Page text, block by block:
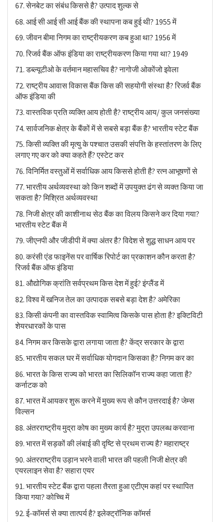
67. सेनबेट का संबंध किससे है? उत्पाद शुल्क से
68. आई सी आई सी आई बैंक की स्थापना कब हुई थी? 1955 में
69. जीवन बीमा निगम का राष्ट्रीयकरण कब हुआ था? 1956 में
70. रिजर्व बैंक ऑफ इंडिया का राष्ट्रीयकरण किया गया था? 1949
71. डब्ल्यूटीओ के वर्तमान महासचिव है? नागोजी ओकोंजो इवेला
72. राष्ट्रीय आवास विकास बैंक किस की सहयोगी संस्था है? रिजर्व बैंक
ऑफ इंडिया की
73. वास्तविक प्रति व्यक्ति आय होती है? राष्ट्रीय आय/ कुल जनसंख्या
74. सार्वजनिक क्षेत्र के बैंकों में से सबसे बड़ा बैंक है? भारतीय स्टेट बैंक
75. किसी व्यक्ति की मृत्यु के पश्चात उसकी संपत्ति के हस्तांतरण के लिए
लगाए गए कर को क्या कहते हैं? एस्टेट कर
76. विनिर्मित वस्तुओं में सर्वाधिक आय किससे होती है? रत्न आभूषणों से
77. भारतीय अर्थव्यवस्था को किन शब्दों में उपयुक्त ढंग से व्यक्त किया जा
सकता है? मिश्रित अर्थव्यवस्था
78. निजी क्षेत्र की काशीनाथ सेठ बैंक का विलय किसने कर दिया गया?
भारतीय स्टेट बैंक में
79. जीएनपी और जीडीपी में क्या अंतर है? विदेश से शुद्ध साधन आय पर
80. करंसी एंड फाइनेंस पर वार्षिक रिपोर्ट का प्रकाशन कौन करता है?
रिजर्व बैंक ऑफ इंडिया
81. औद्योगिक क्रांति सर्वप्रथम किस देश में हुई? इंग्लैंड में
82. विश्व में खनिज तेल का उत्पादक सबसे बड़ा देश है? अमेरिका
83. किसी कंपनी का वास्तविक स्वामित्व किसके पास होता है? इक्टिविटी
शेयरधारकों के पास
84. निगम कर किसके द्वारा लगाया जाता है? केंद्र सरकार के द्वारा
85. भारतीय सकल घर में सर्वाधिक योगदान किसका है? निगम कर का
86. भारत के किस राज्य को भारत का सिलिकॉन राज्य कहा जाता है?
कर्नाटक को
87. भारत में आयकर शुरू करने में मुख्य रूप से कौन उत्तरदाई है? जेम्स
विल्सन
88. अंतरराष्ट्रीय मुद्रा कोष का मुख्य कार्य है? मुद्रा उपलब्ध करवाना
89. भारत में सड़कों की लंबाई की दृष्टि से प्रथम राज्य है? महाराष्ट्र
90. अंतरराष्ट्रीय उड़ान भरने वाली भारत की पहली निजी क्षेत्र की
एयरलाइन सेवा है? सहारा एयर
91. भारतीय स्टेट बैंक द्वारा पहला तैरता हुआ एटीएम कहां पर स्थापित
किया गया? कोच्चि में
92. ई-कॉमर्स से क्या तात्पर्य है? इलेक्ट्रॉनिक कॉमर्स